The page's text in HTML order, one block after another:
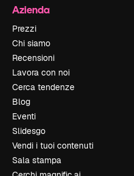
Azienda
Prezzi
Chi siamo
Recensioni
Lavora con noi
Cerca tendenze
Blog
Eventi
Slidesgo
Vendi i tuoi contenuti
Sala stampa